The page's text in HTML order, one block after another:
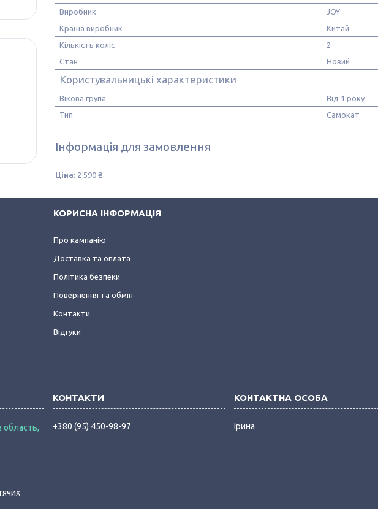
Виробник
JOY
Країна виробник
Китай
Кількість коліс
2
Стан
Новий
Користувальницькі характеристики
Вікова група
Від 1 року
Тип
Самокат
Інформація для замовлення
Ціна: 2 590 ₴
КОРИСНА ІНФОРМАЦІЯ
Про кампанію
Доставка та оплата
Політика безпеки
Повернення та обмін
Контакти
Відгуки
область,
+380 (95) 450-98-97 Ірина